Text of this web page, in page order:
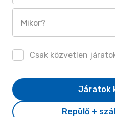
Mikor?
Csak közvetlen
Repülő +
Járatok